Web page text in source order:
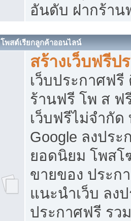
อันดับ ฝากร้าน
โพสต์เรียกลูกค้าออนไลน์
สร้างเว็บฟรีป
เว็บประกาศฟ
ร้านฟรี โพ ส ฟ
เว็บฟรีไม่จำกัด
Google ลงประ
ยอดนิยม โพส
ขายของ ประก
แนะนำเว็บ ลง
ประกาศฟรี รว